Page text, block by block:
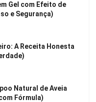
Gel com Efeito de
e Segurança)
A Receita Honesta
Natural de Aveia
Fórmula)